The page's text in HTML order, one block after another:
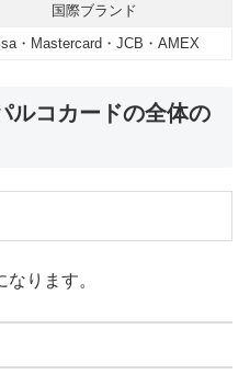
国際ブランド
・Mastercard・JCB・AMEX
ルコカードの全体の
ります。